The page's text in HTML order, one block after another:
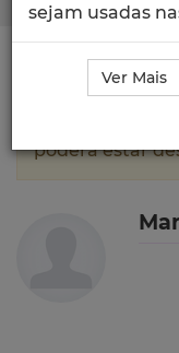
Ciência_Iscte
A informação
poderá estar
sejam usadas
Ver Mais